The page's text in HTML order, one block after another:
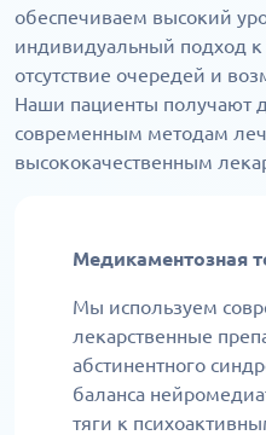
обеспечиваем высокий
индивидуальный подход
отсутствие очередей и
Наши пациенты получают
современным методам
высококачественным
Медикаментозная
Мы используем
лекарственные
абстинентного
баланса
тяги к